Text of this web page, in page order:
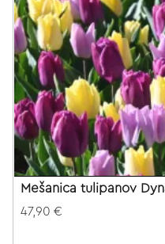
Mešanica tulipanov
47,90 €